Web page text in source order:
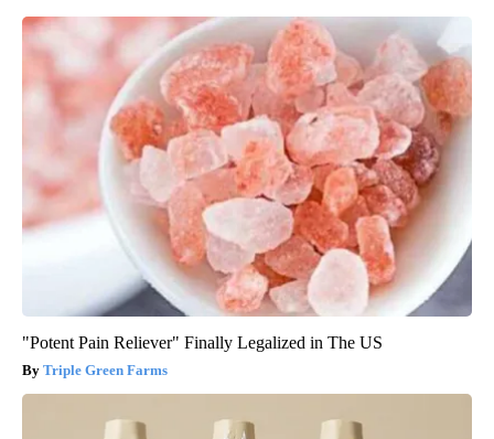
"Potent Pain Reliever" Finally Legalized in The US
Triple Green Farms